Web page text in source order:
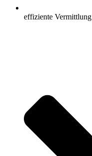
effiziente Vermittlung